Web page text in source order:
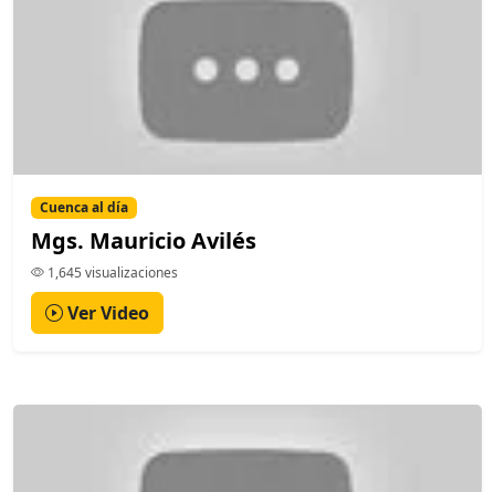
Cuenca al día
Mgs. Mauricio Avilés
1,645 visualizaciones
Ver Video